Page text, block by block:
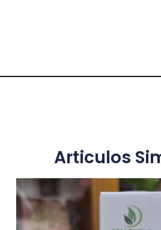
Articulos